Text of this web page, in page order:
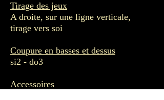
Tirage des jeux
A droite, sur une ligne verticale,
tirage vers soi
Coupure en basses et dessus
si2 - do3
Accessoires